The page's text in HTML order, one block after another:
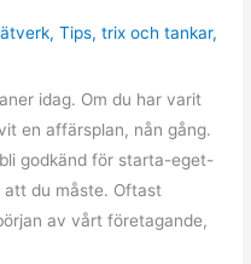
,Tips,trix och tankar,
idag. Om du har varit
en affärsplan, nån gång.
godkänd för starta-eget-
att du måste. Oftast
av vårt företagande,